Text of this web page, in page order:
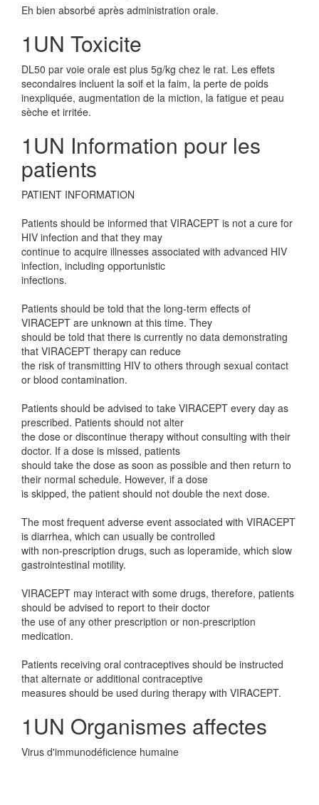
Eh bien absorbé après administration orale.
1UN Toxicite
DL50 par voie orale est plus 5g/kg chez le rat. Les effets
secondaires incluent la soif et la faim, la perte de poids
inexpliquée, augmentation de la miction, la fatigue et peau
sèche et irritée.
1UN Information pour les
patients
PATIENT INFORMATION
Patients should be informed that VIRACEPT is not a cure for
HIV infection and that they may
continue to acquire illnesses associated with advanced HIV
infection, including opportunistic
infections.
Patients should be told that the long-term effects of
VIRACEPT are unknown at this time. They
should be told that there is currently no data demonstrating
that VIRACEPT therapy can reduce
the risk of transmitting HIV to others through sexual contact
or blood contamination.
Patients should be advised to take VIRACEPT every day as
prescribed. Patients should not alter
the dose or discontinue therapy without consulting with their
doctor. If a dose is missed, patients
should take the dose as soon as possible and then return to
their normal schedule. However, if a dose
is skipped, the patient should not double the next dose.
The most frequent adverse event associated with VIRACEPT
is diarrhea, which can usually be controlled
with non-prescription drugs, such as loperamide, which slow
gastrointestinal motility.
VIRACEPT may interact with some drugs, therefore, patients
should be advised to report to their doctor
the use of any other prescription or non-prescription
medication.
Patients receiving oral contraceptives should be instructed
that alternate or additional contraceptive
measures should be used during therapy with VIRACEPT.
1UN Organismes affectes
Virus d'immunodéficience humaine